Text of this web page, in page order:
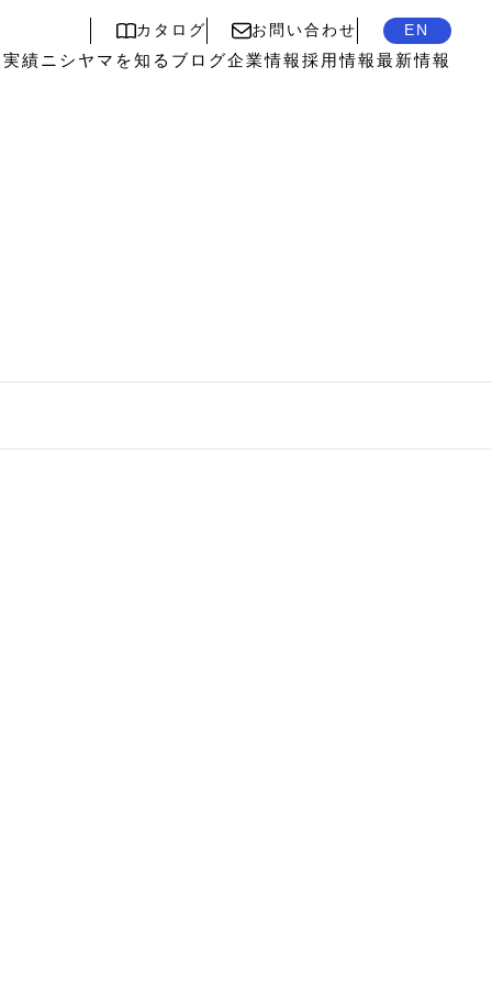
績ニシヤマを知る ブログ企業情報採用情報最新情報
カタログ お問い合わせ EN